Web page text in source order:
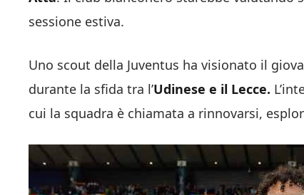
sessione estiva.
Uno scout della Juventus ha visionato il
durante la sfida tra l’Udinese e il Lecce.
cui la squadra è chiamata a rinnovarsi,